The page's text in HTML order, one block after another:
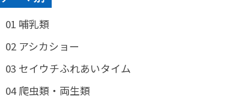
01 哺乳類
02 アシカショー
03 セイウチふれあいタイム
04 爬虫類・両生類